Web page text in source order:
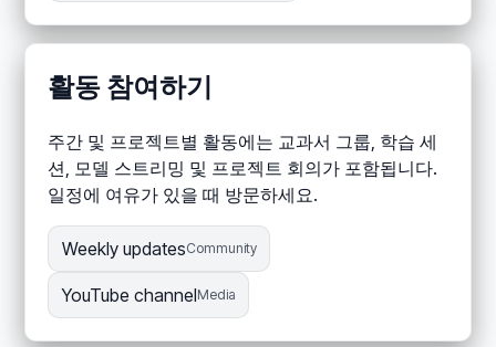
활동 참여하기
주간 및 프로젝트별 활동에는 교과서 그룹, 학습 세
션, 모델 스트리밍 및 프로젝트 회의가 포함됩니다.
일정에 여유가 있을 때 방문하세요.
Weekly updatesCommunity
YouTube channelMedia